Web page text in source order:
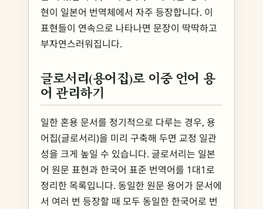
현이 일본어 번역체에서 자주 등장합니다. 이
표현들이 연속으로 나타나면 문장이 딱딱하고
부자연스러워집니다.
글로서리(용어집)로 이중 언어 용
어 관리하기
일한 혼용 문서를 정기적으로 다루는 경우, 용
어집(글로서리)을 미리 구축해 두면 교정 일관
성을 크게 높일 수 있습니다. 글로서리는 일본
어 원문 표현과 한국어 표준 번역어를 1대1로
정리한 목록입니다. 동일한 원문 용어가 문서에
서 여러 번 등장할 때 모두 동일한 한국어로 번